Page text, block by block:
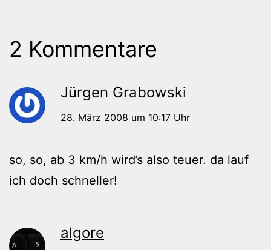
2 Kommentare
Jürgen Grabowski
28. März 2008 um 10:17 Uhr
so, so, ab 3 km/h wird’s also teuer. da lauf
ich doch schneller!
algore